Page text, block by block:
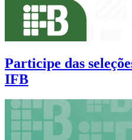
Participe das
IFB